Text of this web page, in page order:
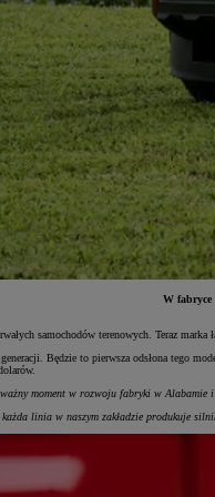
W fabryce
samochodów terenowych. Teraz
Będzie to pierwsza odsłona tego
moment w rozwoju fabryki w
linia w naszym zakładzie produkuje